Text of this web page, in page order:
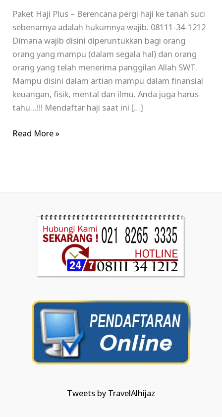
Paket Haji Plus – Berencana pergi haji ke tanah suci
sebenarnya adalah hukumnya wajib. 08111-34-1212
Dimana wajib disini diperuntukkan bagi orang
orang yang mampu (dalam segala hal) dan orang
orang yang telah menerima panggilan Allah SWT.
Mampu disini dalam artian mampu dalam finansial
keuangan, fisik, mental dan ilmu. Anda juga harus
tahu…!!! Mendaftar haji saat ini […]
Read More »
Tweets by TravelAlhijaz